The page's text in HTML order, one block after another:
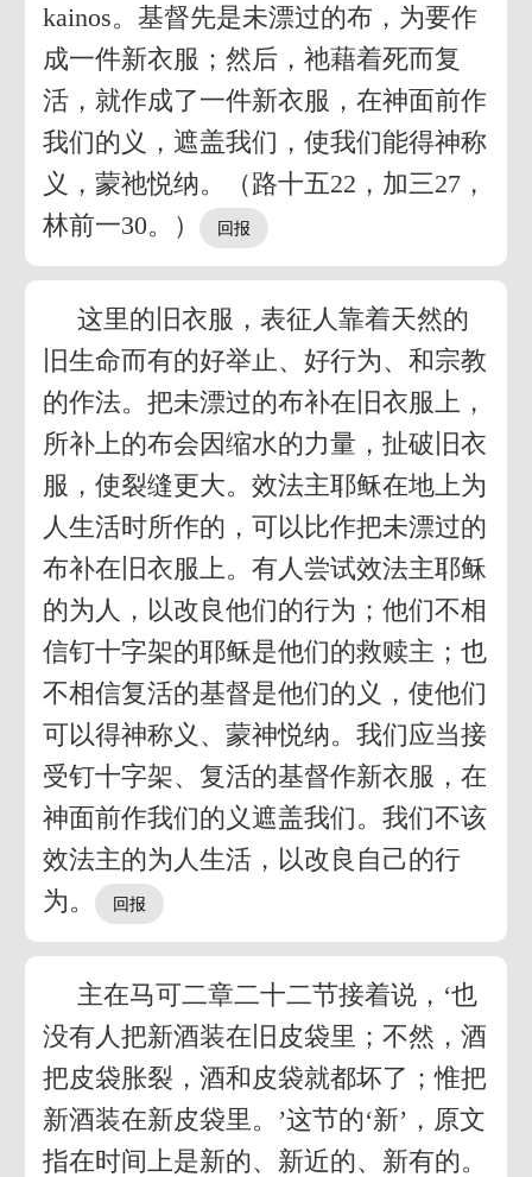
kainos。基督先是未漂过的布，为要作
成一件新衣服；然后，祂藉着死而复
活，就作成了一件新衣服，在神面前作
我们的义，遮盖我们，使我们能得神称
义，蒙祂悦纳。（路十五22，加三27，
林前一30。）
这里的旧衣服，表征人靠着天然的
旧生命而有的好举止、好行为、和宗教
的作法。把未漂过的布补在旧衣服上，
所补上的布会因缩水的力量，扯破旧衣
服，使裂缝更大。效法主耶稣在地上为
人生活时所作的，可以比作把未漂过的
布补在旧衣服上。有人尝试效法主耶稣
的为人，以改良他们的行为；他们不相
信钉十字架的耶稣是他们的救赎主；也
不相信复活的基督是他们的义，使他们
可以得神称义、蒙神悦纳。我们应当接
受钉十字架、复活的基督作新衣服，在
神面前作我们的义遮盖我们。我们不该
效法主的为人生活，以改良自己的行
为。
主在马可二章二十二节接着说，‘也
没有人把新酒装在旧皮袋里；不然，酒
把皮袋胀裂，酒和皮袋就都坏了；惟把
新酒装在新皮袋里。’这节的‘新’，原文
指在时间上是新的、新近的、新有的。